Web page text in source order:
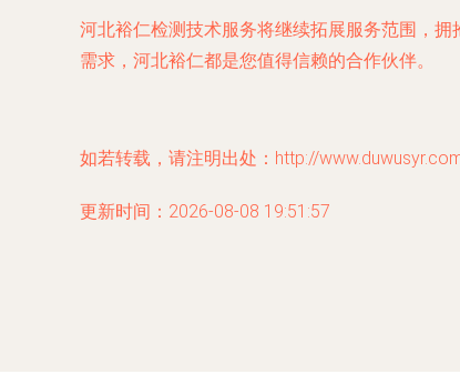
河北裕仁检测技术服务将继续拓展服务范围，
需求，河北裕仁都是您值得信赖的合作伙伴。
如若转载，请注明出处：http://
更新时间：2026-08-08 19:51:57